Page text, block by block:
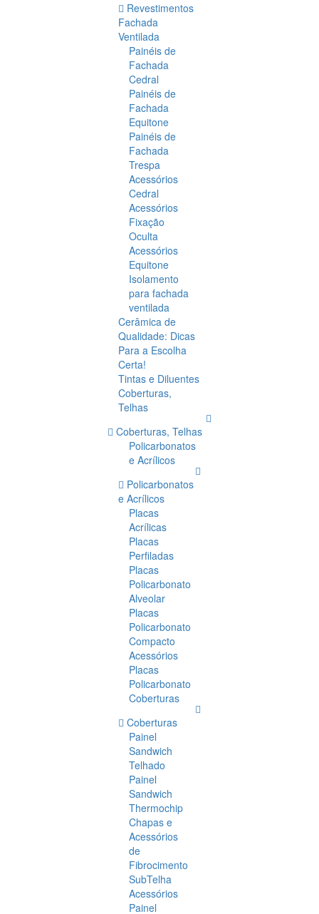
Revestimentos
Fachada
Ventilada
Painéis de
Fachada
Cedral
Painéis de
Fachada
Equitone
Painéis de
Fachada
Trespa
Acessórios
Cedral
Acessórios
Fixação
Oculta
Acessórios
Equitone
Isolamento
para fachada
ventilada
Cerâmica de
Qualidade: Dicas
Para a Escolha
Certa!
Tintas e Diluentes
Coberturas,
Telhas
Coberturas, Telhas
Policarbonatos
e Acrílicos
Policarbonatos
e Acrílicos
Placas
Acrílicas
Placas
Perfiladas
Placas
Policarbonato
Alveolar
Placas
Policarbonato
Compacto
Acessórios
Placas
Policarbonato
Coberturas
Coberturas
Painel
Sandwich
Telhado
Painel
Sandwich
Thermochip
Chapas e
Acessórios
de
Fibrocimento
SubTelha
Acessórios
Painel